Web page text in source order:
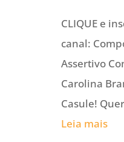
CLIQUE e
canal:
Assertivo
Carolina
Casule!
Leia mais